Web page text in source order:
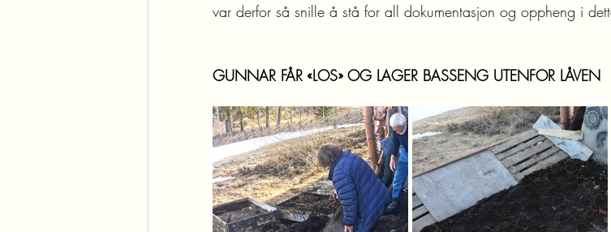
var derfor så snille å stå for all dokumentasjon og oppheng i
GUNNAR FÅR «LOS» OG LAGER BASSENG UTENFOR LÅVEN